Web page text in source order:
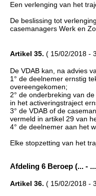
Een verlenging van het
De beslissing tot
casemanagers Werk en
Artikel 35. ( 15/02/2018 -
De VDAB kan, na advies
1° de deelnemer ernstig
overeengekomen;
2° de onderbreking van
in het activeringstraject
3° de VDAB of de
vermeld in artikel 29 van
4° de deelnemer aan het
Elke stopzetting van het
Afdeling 6 Beroep (... -
Artikel 36. ( 15/02/2018 -